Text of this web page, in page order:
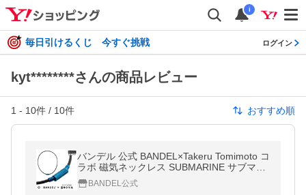
i
毎日引けるくじ 今すぐ挑戦 ログイン
kyt********さんの商品レビュー
1 - 10件 / 10件 おすすめ順
バンデル 公式 BANDEL×Takeru Tomimoto コ
ラボ 磁気ネックレス SUBMARINE サブマリ
ン ヘルスケア メンズ 効果 強力 肩こり 首こ
り ネックレス
BANDEL公式